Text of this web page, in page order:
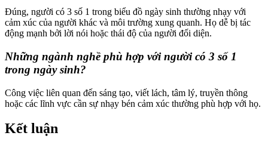
Đúng, người có 3 số 1 trong biểu đồ ngày sinh thường nhạy với
cảm xúc của người khác và môi trường xung quanh. Họ dễ bị tác
động mạnh bởi lời nói hoặc thái độ của người đối diện.
Những ngành nghề phù hợp với người có 3 số 1
trong ngày sinh?
Công việc liên quan đến sáng tạo, viết lách, tâm lý, truyền thông
hoặc các lĩnh vực cần sự nhạy bén cảm xúc thường phù hợp với họ.
Kết luận